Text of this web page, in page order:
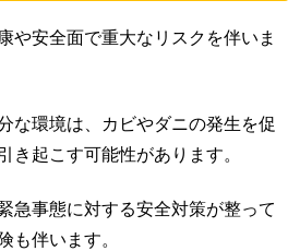
や安全面で重大なリスクを伴いま
な環境は、カビやダニの発生を促
き起こす可能性があります。
急事態に対する安全対策が整って
も伴います。